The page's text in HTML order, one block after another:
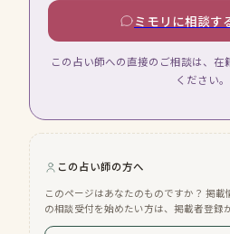
ミモリに相談す
この占い師への直接のご相談は、
ください。
この占い師の方へ
このページはあなたのものですか？ 掲
の相談受付を始めたい方は、掲載者登録